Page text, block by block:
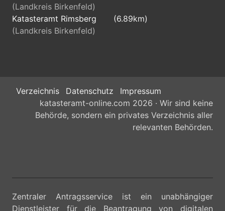
(Landkreis Birkenfeld)
Katasteramt Rimsberg
(6.89km)
(Landkreis Birkenfeld)
Verzeichnis Datenschutz
Impressum
katasteramt-online.com 2026 · Wir sind keine
Behörde, sondern ein privates Verzeichnis aller
relevanten Behörden.
Zentraler Antragsservice ist ein unabhängiger
Dienstleister für die Beantragung von digitalen